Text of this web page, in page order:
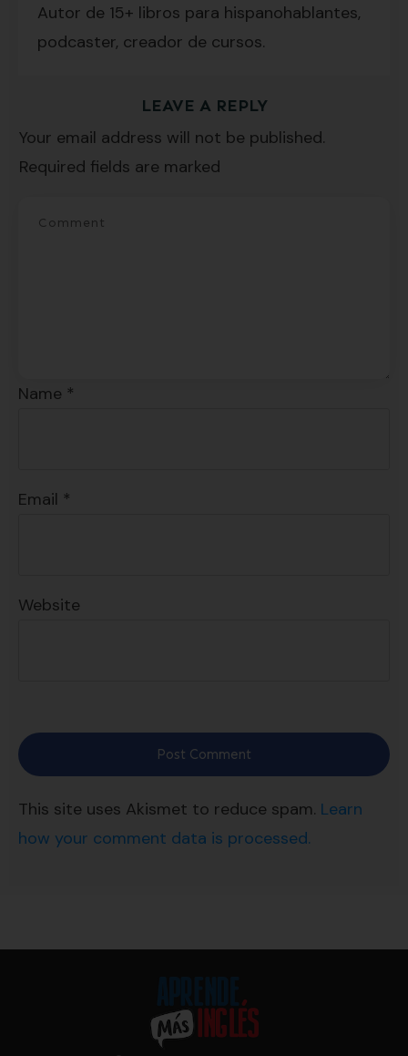
¡GRATIS!
gratuitas por semana, además de la guía
"7 errores comunes al hablar inglés (y
cómo evitarlos)".
Autor de 15+ libros para hispanohablantes,
podcaster, creador de cursos.
LEAVE A REPLY
Your email address will not be published.
Required fields are marked
Name *
Email *
Website
Post Comment
This site uses Akismet to reduce spam. Learn
how your comment data is processed.